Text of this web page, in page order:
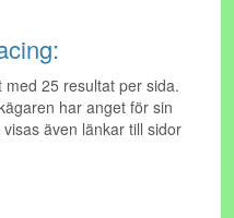
med 25 resultat per sida.
har anget för sin
även länkar till sidor